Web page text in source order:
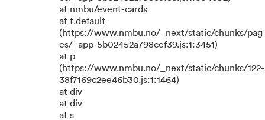
at nmbu/event-cards
at t.default
(https://www.nmbu.no/_next/static/chunks/pag
es/_app-5b02452a798cef39.js:1:3451)
at p
(https://www.nmbu.no/_next/static/chunks/122-
38f7169c2ee46b30.js:1:1464)
at div
at div
at s